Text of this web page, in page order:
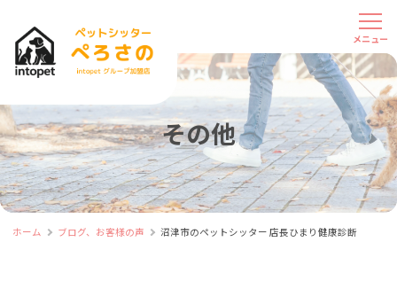
その他
ホーム ブログ、お客様の声 沼津市のペットシッター 店長ひまり健康診断